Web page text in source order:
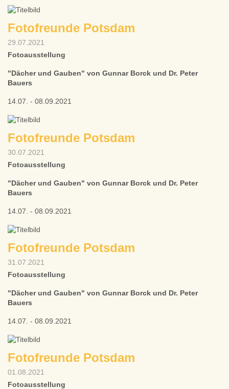
Fotofreunde Potsdam
29.07.2021
Fotoausstellung
"Dächer und Gauben" von Gunnar Borck und Dr. Peter
Bauers
14.07. - 08.09.2021
Fotofreunde Potsdam
30.07.2021
Fotoausstellung
"Dächer und Gauben" von Gunnar Borck und Dr. Peter
Bauers
14.07. - 08.09.2021
Fotofreunde Potsdam
31.07.2021
Fotoausstellung
"Dächer und Gauben" von Gunnar Borck und Dr. Peter
Bauers
14.07. - 08.09.2021
Fotofreunde Potsdam
01.08.2021
Fotoausstellung